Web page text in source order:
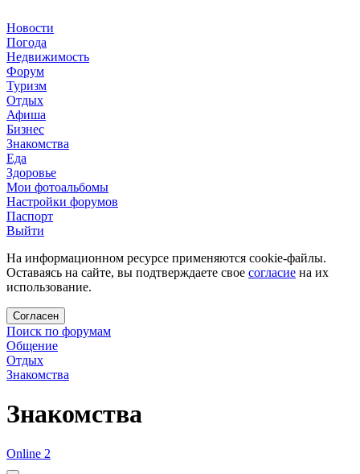
Новости
Погода
Недвижимость
Форум
Туризм
Отдых
Афиша
Бизнес
Знакомства
Еда
Здоровье
Мои фотоальбомы
Настройки форумов
Паспорт
Выйти
На информационном ресурсе применяются cookie-файлы.
Оставаясь на сайте, вы подтверждаете свое согласие на их
использование.
Согласен
Поиск по форумам
Общение
Отдых
Знакомства
Знакомства
Online 2